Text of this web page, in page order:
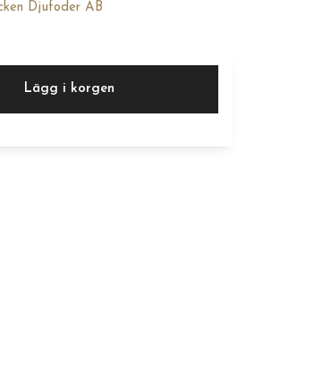
Djufoder AB
Lägg i korgen